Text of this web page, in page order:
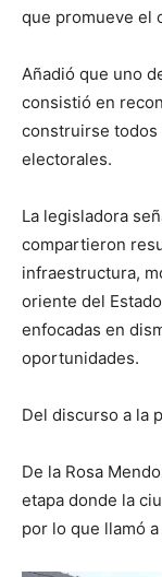
que promueve el
Añadió que uno
consistió en
construirse todos
electorales.
La legisladora
compartieron
infraestructura,
oriente del
enfocadas en
oportunidades.
Del discurso a la
De la Rosa
etapa donde la
por lo que llamó